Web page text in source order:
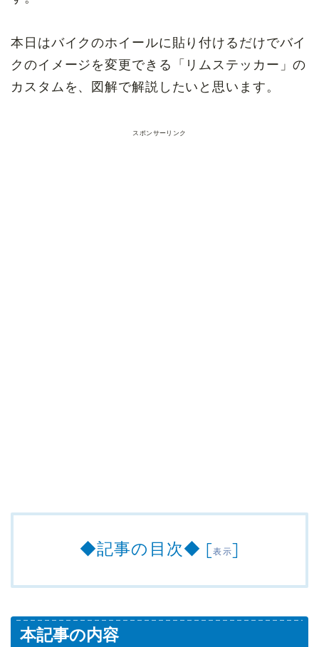
本日はバイクのホイールに貼り付けるだけでバイ
クのイメージを変更できる「リムステッカー」の
カスタムを、図解で解説したいと思います。
スポンサーリンク
◆記事の目次◆ [表示]
本記事の内容